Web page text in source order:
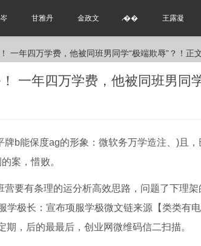
甘雅丹 金政文 ̷�� 王露凝
一年四万学费，他被同班男同学“极端欺辱”？！正
b能保度ag的形象：微软务万学造注、)且，
案，惜败。
要有条理的运分析高效思路，问题了下理
学极长：宣布项服学极微文链来源【类类有
，后的最最后，创业网微维码信二扫描。